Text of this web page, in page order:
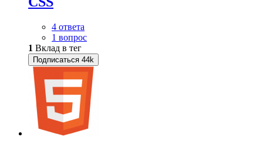
4 ответа
1 вопрос
1 Вклад в тег
Подписаться 44k